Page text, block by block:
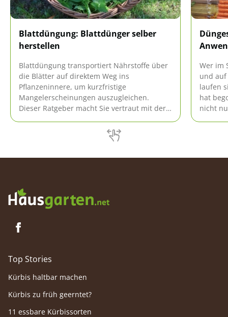
Blattdüngung: Blattdünger selber
herstellen
Blattdüngung transportiert Nährstoffe über
die Blätter auf direktem Weg ins
Pflanzeninnere, um kurzfristige
Mangelerscheinungen auszugleichen.
Dieser Ratgeber macht Sie vertraut mit der
der Nährstoffaufnahme ist mit Risiken
verbunden. Unsere praxiserprobte
Wer im
und auf
laufen
hat
nicht
Top Stories
Kürbis haltbar machen
Kürbis zu früh geerntet?
11 essbare Kürbissorten